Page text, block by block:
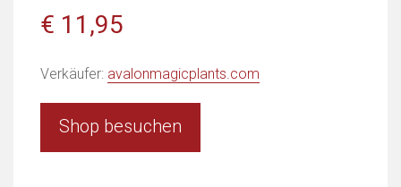
€ 11,95
Verkäufer: avalonmagicplants.com
Shop besuchen